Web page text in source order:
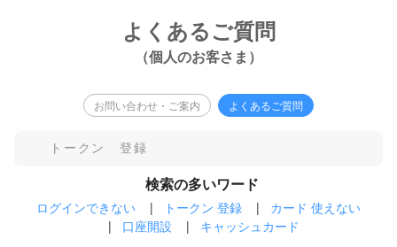
よくあるご質問
（個人のお客さま）
お問い合わせ・ご案内 よくあるご質問
検索の多いワード
ログインできない | トークン 登録 |
カード 使えない
|
口座開設 | キャッシュカード